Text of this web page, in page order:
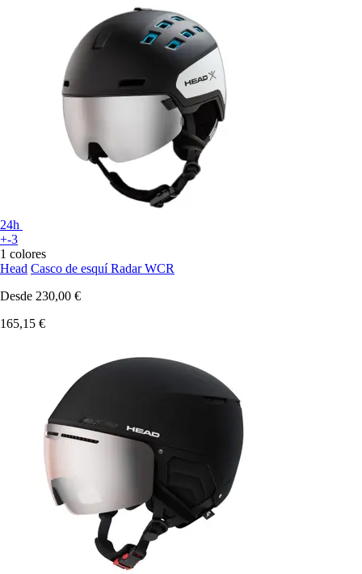
24h
+-3
1 colores
Head Casco de esquí Radar WCR
Desde 230,00 €
165,15 €